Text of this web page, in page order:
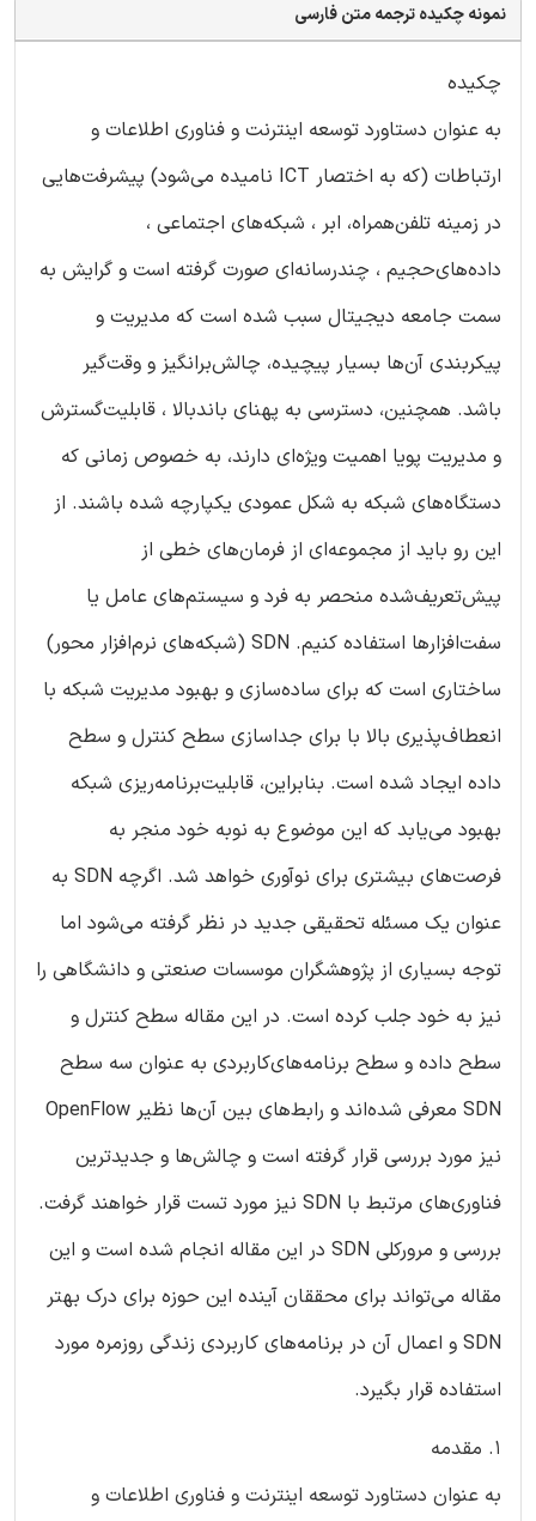
نمونه چکیده ترجمه متن فارسی
چکیده
به عنوان دستاورد توسعه اینترنت و فناوری اطلاعات و
ارتباطات (که به اختصار ICT نامیده‌ می‌شود) پیشرفت‌هایی
در زمینه تلفن‌همراه، ابر ، شبکه‌های اجتماعی ،
داده‌های‌حجیم ، چندرسانه‌ای‌ صورت گرفته است و گرایش به
سمت جامعه‌ دیجیتال سبب شده است که مدیریت و
پیکربندی آن‌ها بسیار پیچیده، چالش‌برانگیز و وقت‌گیر
باشد. همچنین، دسترسی به پهنای باندبالا ، قابلیت‌گسترش
و مدیریت پویا اهمیت ویژه‌ای دارند، به خصوص زمانی که
دستگاه‌های شبکه به شکل عمودی یکپارچه شده باشند. از
این رو باید از مجموعه‌ای از فرمان‌های خطی از
پیش‌تعریف‌شده منحصر به فرد و سیستم‌های عامل یا
سفت‌افزارها استفاده کنیم. SDN (شبکه‌های نرم‌افزار محور)
ساختاری است که برای ساده‌سازی و بهبود مدیریت شبکه با
انعطاف‌پذیری بالا با برای جداسازی سطح کنترل و سطح
داده ایجاد شده است. بنابراین، قابلیت‌برنامه‌ریزی شبکه
بهبود می‌یابد که این موضوع به نوبه خود منجر به
فرصت‌های بیشتری برای نوآوری خواهد شد. اگرچه SDN به
عنوان یک مسئله تحقیقی جدید در نظر گرفته می‌شود اما
توجه بسیاری از پژوهشگران موسسات صنعتی و دانشگاهی را
نیز به خود جلب کرده است. در این مقاله سطح کنترل و
سطح داده و سطح برنامه‌های‌کاربردی به عنوان سه سطح
SDN معرفی شده‌اند و رابط‌های بین آن‌ها نظیر OpenFlow
نیز مورد بررسی قرار گرفته است و چالش‌ها و جدیدترین‌
فناوری‌های مرتبط با SDN نیز مورد تست قرار خواهند گرفت.
بررسی و مرورکلی SDN در این مقاله انجام شده است و این
مقاله می‌تواند برای محققان آینده این حوزه برای درک بهتر
SDN و اعمال آن در برنامه‌های کاربردی زندگی روزمره مورد
استفاده قرار بگیرد.
1. مقدمه
به عنوان دستاورد توسعه اینترنت و فناوری اطلاعات و